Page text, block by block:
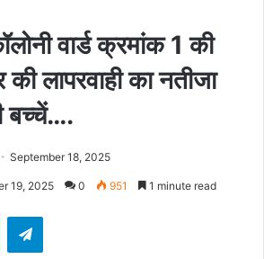
वार्ड क्रमांक 1 की
की लापरवाही का नतीजा
बच्चें….
September 18, 2025
19, 2025 0 951 1 minute read
WhatsAppTelegram